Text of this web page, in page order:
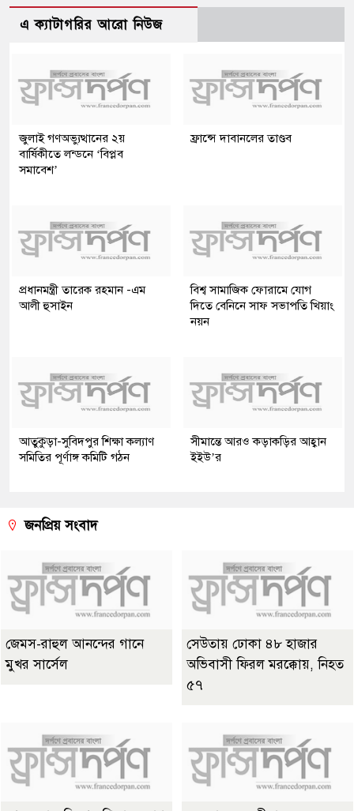
এ ক্যাটাগরির আরো নিউজ
জুলাই গণঅভ্যুত্থানের ২য়
বার্ষিকীতে লন্ডনে ‘বিপ্লব
সমাবেশ’
ফ্রান্সে দাবানলের তাণ্ডব
প্রধানমন্ত্রী তারেক রহমান -এম
আলী হুসাইন
বিশ্ব সামাজিক ফোরামে যোগ
দিতে বেনিনে সাফ সভাপতি খিয়াং
নয়ন
আতুকুড়া-সুবিদপুর শিক্ষা কল্যাণ
সমিতির পূর্ণাঙ্গ কমিটি গঠন
সীমান্তে আরও কড়াকড়ির আহ্বান
ইইউ’র
জনপ্রিয় সংবাদ
জেমস-রাহুল আনন্দের গানে
মুখর সার্সেল
সেউতায় ঢোকা ৪৮ হাজার
অভিবাসী ফিরল মরক্কোয়, নিহত
৫৭